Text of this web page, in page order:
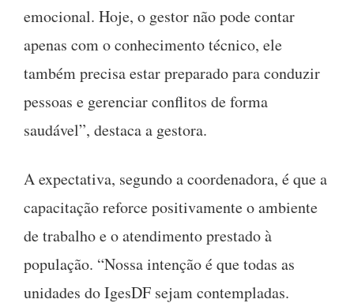
emocional. Hoje, o gestor não pode contar
apenas com o conhecimento técnico, ele
também precisa estar preparado para conduzir
pessoas e gerenciar conflitos de forma
saudável”, destaca a gestora.
A expectativa, segundo a coordenadora, é que a
capacitação reforce positivamente o ambiente
de trabalho e o atendimento prestado à
população. “Nossa intenção é que todas as
unidades do IgesDF sejam contempladas.